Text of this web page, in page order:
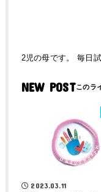
2児の母です。 毎日
NEW POST
2023.03.11